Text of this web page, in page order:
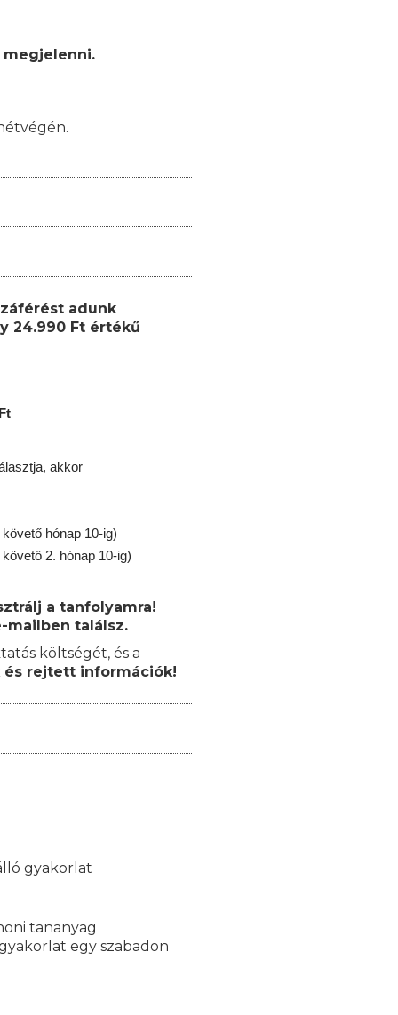
megjelenni.
adunk
24.990 Ft értékű
akkor
hónap 10-ig)
2. hónap 10-ig)
a tanfolyamra!
mailben találsz.
költségét, és a
rejtett információk!
gyakorlat
tananyag
egy szabadon